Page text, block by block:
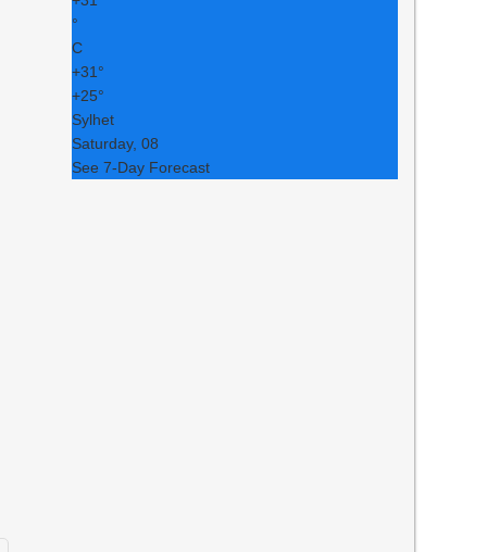
°
C
+31°
+25°
Sylhet
Saturday, 08
See 7-Day Forecast